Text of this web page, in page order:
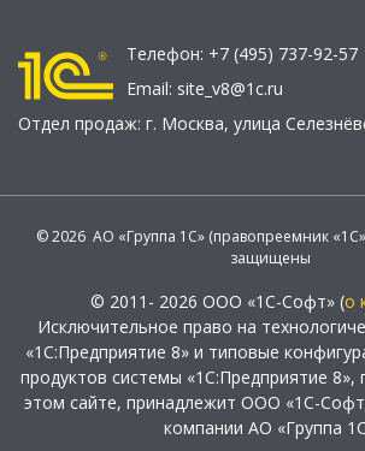
Телефон: +7 (495) 737-92-57
Email: site_v8@1c.ru
Отдел продаж: г. Москва, улица
© 2026 АО «Группа 1С» (правопреемник
защищены
© 2011- 2026 ООО «1С-Софт» (о
Исключительное право на
«1С:Предприятие 8» и типовые
продуктов системы «1С:Предприятие 8»,
этом сайте, принадлежит ООО «1С-
компании АО «Группа